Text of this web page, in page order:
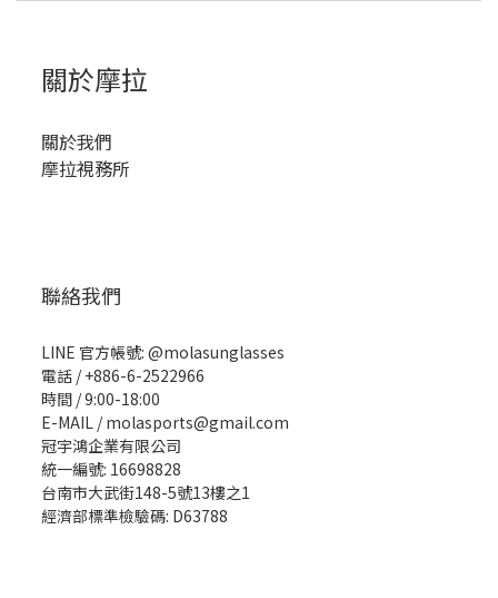
關於摩拉
關於我們
摩拉視務所
聯絡我們
LINE 官方帳號: @molasunglasses
電話 / +886-6-2522966
時間 / 9:00-18:00
E-MAIL / molasports@gmail.com
冠宇鴻企業有限公司
統一編號: 16698828
台南市大武街148-5號13樓之1
經濟部標準檢驗碼: D63788